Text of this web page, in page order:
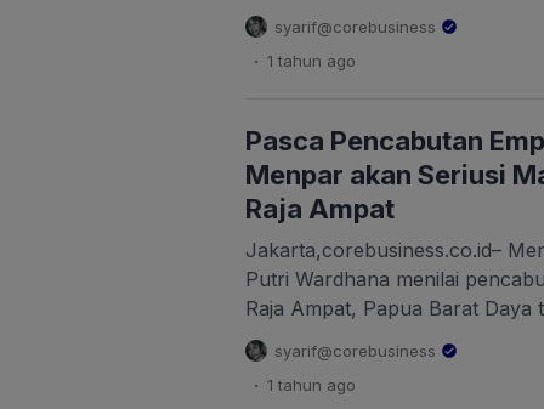
hobi mancing, lokasinya yang
sarana rekreasi gratis. Matahari
atas kepala para pemancing di
(14/6/2025), pukul 12.25 WIB.
syarif@corebusiness
. 1 tahun ago
Pasca Pencabutan
Menpar akan Seriusi
Raja Ampat
Jakarta,corebusiness.co.id–
Putri Wardhana menilai
Raja Ampat, Papua Barat Daya
(10/5/2025), membuktikan
kelestarian ekosistem di
pemerintah ini membuktikan
syarif@corebusiness
. 1 tahun ago